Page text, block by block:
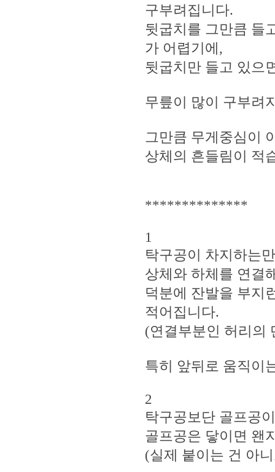
구부려집니다.
뒷굽치를 그만큼 들
가 어렵기에,
뒷굽치만 들고 있으
무릎이 많이 구부려
그만큼 무게중심이
상체의 흔들림이 적
**************
1
탁구공이 차지하는
상체와 하체를 연결
덕분에 잔발을 부지
적어집니다.
(연결부분인 허리의
특히 앞뒤로 움직이
2
탁구공보단 골프공
골프공은 닿이면 왠
(실제 붙이는 건 아